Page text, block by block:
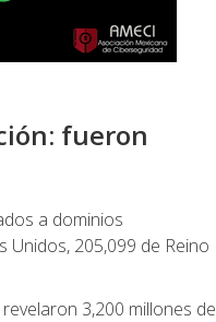
fueron
a dominios
205,099 de Reino
3,200 millones de